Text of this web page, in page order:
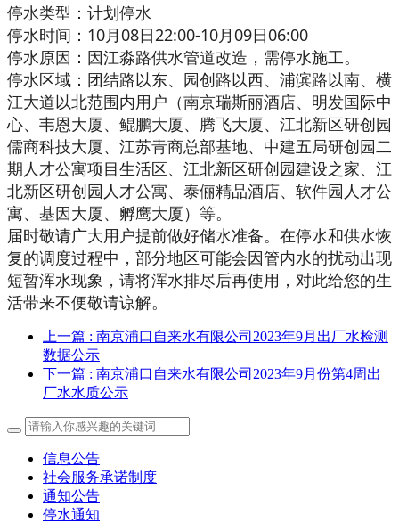
停水类型：计划停水
停水时间：10月08日22:00-10月09日06:00
停水原因：因江淼路供水管道改造，需停水施工。
停水区域：团结路以东、园创路以西、浦滨路以南、横
江大道以北范围内用户（南京瑞斯丽酒店、明发国际中
心、韦恩大厦、鲲鹏大厦、腾飞大厦、江北新区研创园
儒商科技大厦、江苏青商总部基地、中建五局研创园二
期人才公寓项目生活区、江北新区研创园建设之家、江
北新区研创园人才公寓、泰俪精品酒店、软件园人才公
寓、基因大厦、孵鹰大厦）等。
届时敬请广大用户提前做好储水准备。在停水和供水恢
复的调度过程中，部分地区可能会因管内水的扰动出现
短暂浑水现象，请将浑水排尽后再使用，对此给您的生
活带来不便敬请谅解。
上一篇 : 南京浦口自来水有限公司2023年9月出厂水检测
数据公示
下一篇 : 南京浦口自来水有限公司2023年9月份第4周出
厂水水质公示
信息公告
社会服务承诺制度
通知公告
停水通知